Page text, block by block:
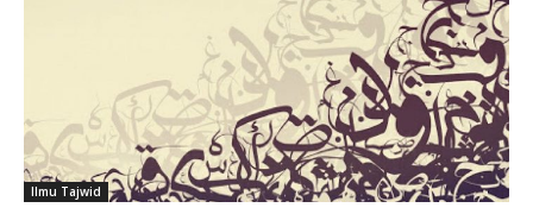
Ilmu Tajwid